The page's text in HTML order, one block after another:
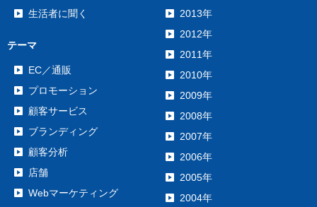
生活者に聞く
テーマ
EC／通販
プロモーション
顧客サービス
ブランディング
顧客分析
店舗
Webマーケティング
2013年
2012年
2011年
2010年
2009年
2008年
2007年
2006年
2005年
2004年